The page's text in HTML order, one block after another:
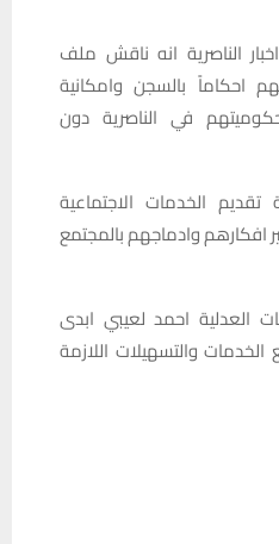
الناصرية انه ناقش ملف
احكاماً بالسجن وامكانية
في الناصرية دون
الخدمات الاجتماعية
افكارهم وادماجهم بالمجتمع
العدلية احمد لعيبي ابدى
والتسهيلات اللازمة